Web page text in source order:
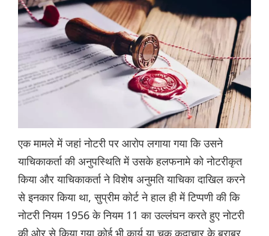
एक मामले में जहां नोटरी पर आरोप लगाया गया कि उसने
याचिकाकर्ता की अनुपस्थिति में उसके हलफनामे को नोटरीकृत
किया और याचिकाकर्ता ने विशेष अनुमति याचिका दाखिल करने
से इनकार किया था, सुप्रीम कोर्ट ने हाल ही में टिप्पणी की कि
नोटरी नियम 1956 के नियम 11 का उल्लंघन करते हुए नोटरी
की ओर से किया गया कोई भी कार्य या चूक कदाचार के बराबर